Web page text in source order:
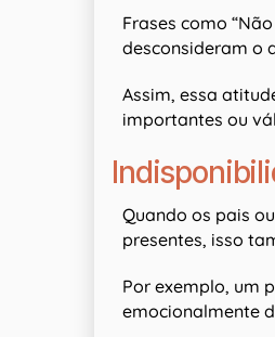
Frases como
desconsideram o
Assim, essa
importantes ou
Quando os pais
presentes, isso
Por exemplo, um
emocionalmente